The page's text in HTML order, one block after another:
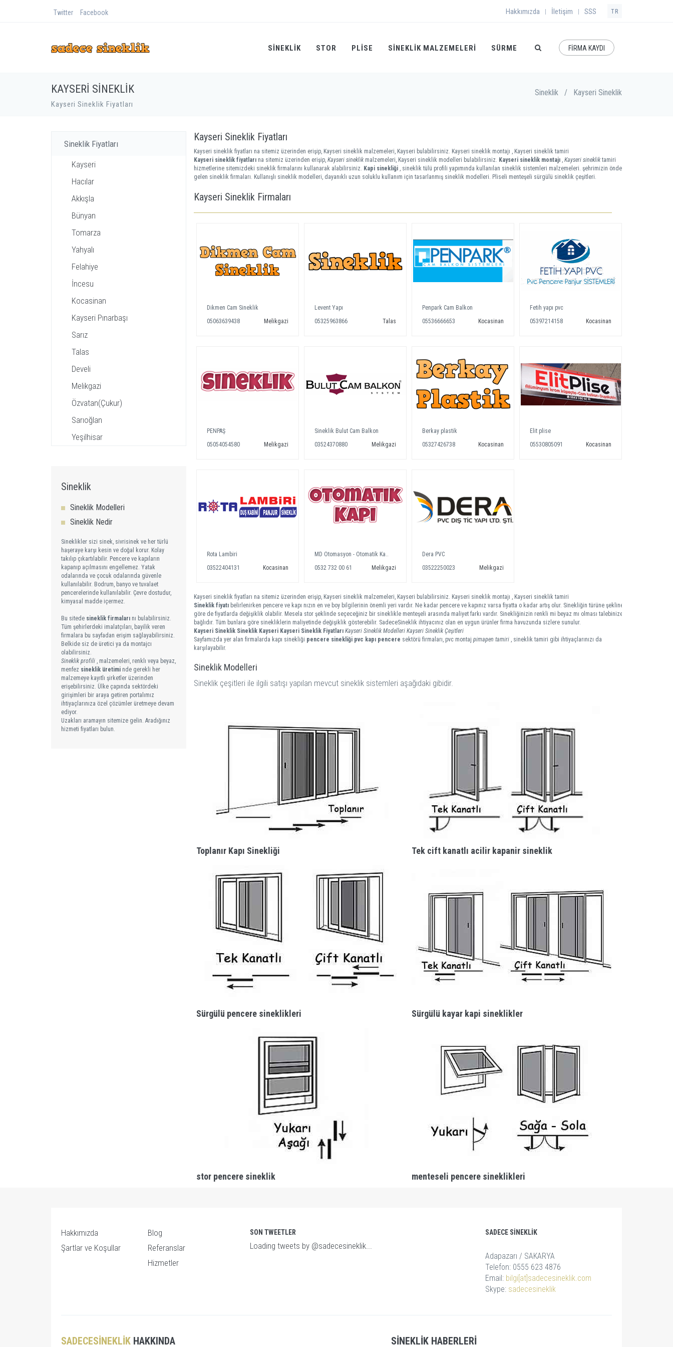
Twitter Facebook Hakkımızda | İletişim | SSS TR
SINEKLIK STOR PLİSE SINEKLIK MALZEMELERI SÜRME FİRMA KAYDI
KAYSERI SINEKLIK
Kayseri Sineklik Fiyatları
Sineklik / Kayseri Sineklik
Sineklik Fiyatları
Kayseri
Hacılar
Akkışla
Bünyan
Tomarza
Yahyalı
Felahiye
İncesu
Kocasinan
Kayseri Pınarbaşı
Sarız
Talas
Develi
Melikgazi
Özvatan(Çukur)
Sarıoğlan
Yeşilhisar
Sineklik
Sineklik Modelleri
Sineklik Nedir
Sineklikler sizi sinek, sivrisinek ve her türlü
haşeraye karşı kesin ve doğal korur. Kolay
takılıp çıkartılabilir. Pencere ve kapıların
kapanıp açılmasını engellemez. Yatak
odalarında ve çocuk odalarında güvenle
kullanılabilir. Bodrum, banyo ve tuvalaet
pencerelerinde kullanılabilir. Çevre dostudur,
kimyasal madde içermez.
Bu sitede sineklik firmaları nı bulabilirsiniz.
Tüm şehirlerdeki imalatçıları, bayilik veren
firmalara bu sayfadan erişim sağlayabilirsiniz.
Belkide siz de üretici ya da montajcı
olabilirsiniz.
Sineklik profili , malzemeleri, renklı veya beyaz,
menfez sineklik üretimi nde gerekli her
malzemeye kayıtlı şirketler üzerinden
erişebilirsiniz. Ülke çapında sektördeki
girişimleri bir araya getiren portalımız
ihtiyaçlarınıza özel çözümler üretmeye devam
ediyor.
Uzakları aramayın sitemize gelin. Aradığınız
hizmeti fiyatları bulun.
Kayseri Sineklik Fiyatları
Kayseri sineklik fiyatları na sitemiz üzerinden erişip, Kayseri sineklik malzemeleri, Kayseri bulabilirsiniz. Kayseri sineklik montajı , Kayseri sineklik tamiri
Kayseri sineklik fiyatları na sitemiz üzerinden erişip, Kayseri sineklik malzemeleri, Kayseri sineklik modelleri bulabilirsiniz. Kayseri sineklik montajı , Kayseri sineklik tamiri
hizmetlerine sitemizdeki sineklik firmalarını kullanarak alabilirsiniz. Kapi sinekliği , sineklik tülü profili yapımında kullanılan sineklik sistemleri malzemeleri. şehrimizin önde
gelen sineklik firmaları. Kullanışlı sineklik modelleri, dayanıklı uzun soluklu kullanım için tasarlanmış sineklik modelleri. Pliseli menteşeli sürgülü sineklik çeşitleri.
Kayseri Sineklik Firmaları
Dikmen Cam Sineklik
05063639438
Melikgazi
Levent Yapı
05325963866
Talas
Penpark Cam Balkon
05536666653
Kocasinan
Fetih yapı pvc
05397214158
Kocasinan
PENPAŞ
05054054580
Melikgazi
Sineklik Bulut Cam Balkon
03524370880
Melikgazi
Berkay plastik
05327426738
Kocasinan
Elit plise
05530805091
Kocasinan
Rota Lambiri
03522404131
Kocasinan
MD Otomasyon - Otomatik Ka..
0532 732 00 61
Melikgazi
Dera PVC
03522250023
Melikgazi
Kayseri sineklik fiyatları na sitemiz üzerinden erişip, Kayseri sineklik malzemeleri, Kayseri bulabilirsiniz. Kayseri sineklik montajı , Kayseri sineklik tamiri
Sineklik fiyatı belirlenirken pencere ve kapı nızın en ve boy bilgilerinin önemli yeri vardır. Ne kadar pencere ve kapınız varsa fiyatta o kadar artış olur. Sinekliğin türüne şekline
göre de fiyatlarda değişiklik olabilir. Mesela stor şeklinde seçeceğiniz bir sineklikle menteşeli arasında maliyet farkı vardır. Sinekliğinizin renkli mi beyaz mı olması talebinize
bağlıdır. Tüm bunlara göre sinekliklerin maliyetinde değişiklik gösterebilir. SadeceSineklik ihtiyacınız olan en uygun ürünler firma havuzunda sizlere sunulur.
Kayseri Sineklik Sineklik Kayseri Kayseri Sineklik Fiyatları Kayseri Sineklik Modelleri Kayseri Sineklik Çeşitleri
Sayfamızda yer alan firmalarda kapı sinekliği pencere sinekliği pvc kapı pencere sektörü firmaları, pvc montaj pimapen tamiri , sineklik tamiri gibi ihtiyaçlarınızı da
karşılayabilir.
Sineklik Modelleri
Sineklik çeşitleri ile ilgili satışı yapılan mevcut sineklik sistemleri aşağıdaki gibidir.
Toplanır Kapı Sinekliği Tek cift kanatlı acilir kapanir sineklik
Sürgülü pencere sineklikleri Sürgülü kayar kapi sineklikler
stor pencere sineklik menteseli pencere sineklikleri
Hakkımızda
Şartlar ve Koşullar
Blog
Referanslar
Hizmetler
SON TWEETLER
Loading tweets by @sadecesineklik...
SADECE SINEKLIK
Adapazarı / SAKARYA
Telefon: 0555 623 4876
Email: bilgi[at]sadecesineklik.com
Skype: sadecesineklik
SADECESINEKLIK HAKKINDA SINEKLIK HABERLERI